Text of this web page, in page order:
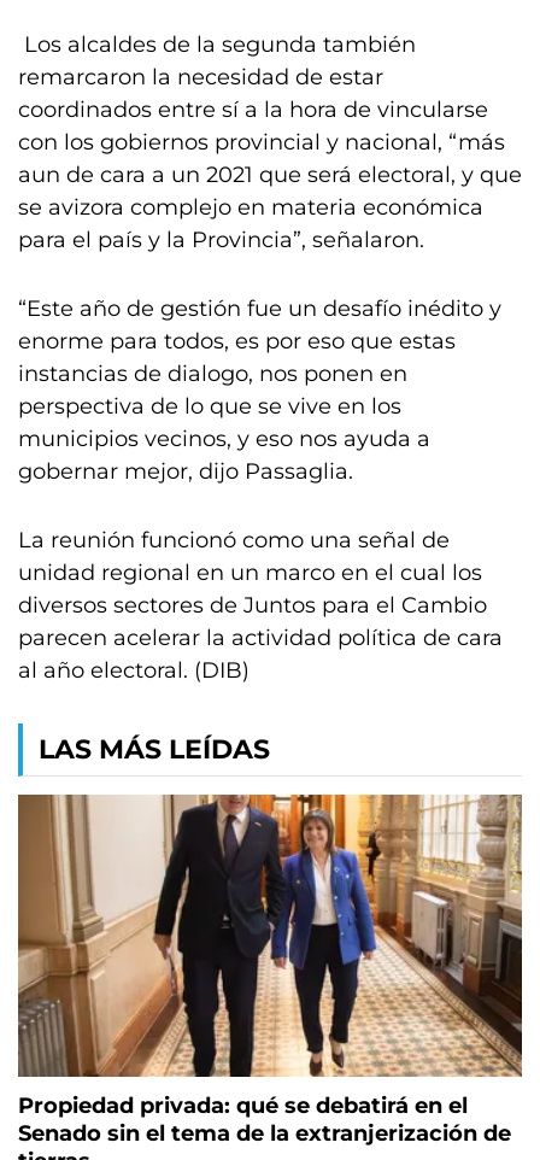
Los alcaldes de la segunda también
remarcaron la necesidad de estar
coordinados entre sí a la hora de vincularse
con los gobiernos provincial y nacional, “más
aun de cara a un 2021 que será electoral, y que
se avizora complejo en materia económica
para el país y la Provincia”, señalaron.
“Este año de gestión fue un desafío inédito y
enorme para todos, es por eso que estas
instancias de dialogo, nos ponen en
perspectiva de lo que se vive en los
municipios vecinos, y eso nos ayuda a
gobernar mejor, dijo Passaglia.
La reunión funcionó como una señal de
unidad regional en un marco en el cual los
diversos sectores de Juntos para el Cambio
parecen acelerar la actividad política de cara
al año electoral. (DIB)
LAS MÁS LEÍDAS
Propiedad privada: qué se debatirá en el
Senado sin el tema de la extranjerización de